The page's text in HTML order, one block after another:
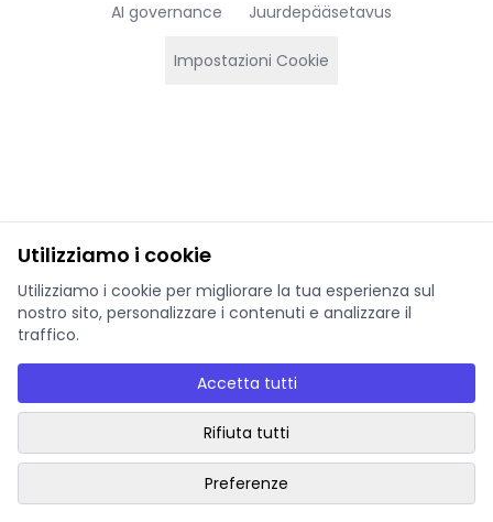
AI governance Juurdepääsetavus
Impostazioni Cookie
Utilizziamo i cookie
Utilizziamo i cookie per migliorare la tua esperienza sul
nostro sito, personalizzare i contenuti e analizzare il
traffico.
Accetta tutti
Rifiuta tutti
Preferenze